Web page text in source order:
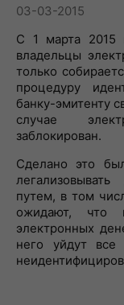
03-03-2015
С 1 марта 2015
владельцы
только
процедуру
банку-эмитенту
случае
заблокирован.
Сделано это
путем, в том
ожидают, что
электронных
него уйдут все